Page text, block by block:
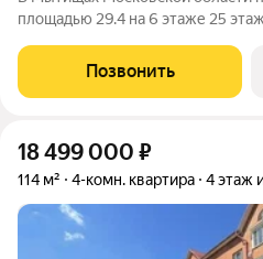
площадью 29.4 на 6 этаже 25
расположение 15 минут на
платформы Мытищи и 20 минут до
Позвонить
18 499 000 ₽
114 м² 4-комн. квартира 4 этаж